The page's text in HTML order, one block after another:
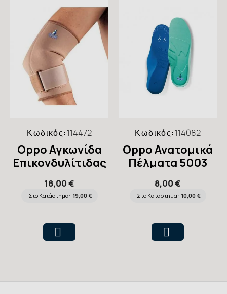
Κωδικός: 114472
Oppo Αγκωνίδα
Επικονδυλίτιδας
1080
18,00 €
Στο Κατάστημα: 19,00 €
Κωδικός: 114082
Oppo Ανατομικά
Πέλματα 5003
8,00 €
Στο Κατάστημα: 10,00 €